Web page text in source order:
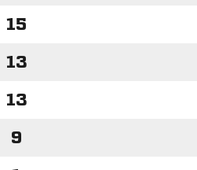
15
13
13
9